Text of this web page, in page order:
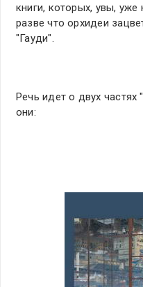
книги, которых, увы,
разве что орхидеи
"Гауди".
Речь идет о двух
они: